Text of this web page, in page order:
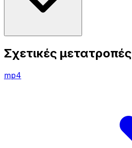
Σχετικές μετατροπές
mp4